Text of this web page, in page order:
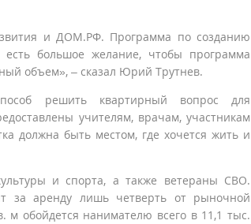
и ДОМ.РФ. Программа по созданию
есть большое желание, чтобы программа
объем», – сказал Юрий Трутнев.
решить квартирный вопрос для
учителям, врачам, участникам
должна быть местом, где хочется жить и
и спорта, а также ветераны СВО.
за аренду лишь четверть от рыночной
обойдется нанимателю всего в 11,1 тыс.